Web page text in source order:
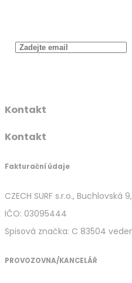
Kontakt
Kontakt
Fakturační údaje
CZECH SURF s.r.o., Buchlovská
IČO: 03095444
Spisová značka: C 83504
PROVOZOVNA/KANCELÁŘ